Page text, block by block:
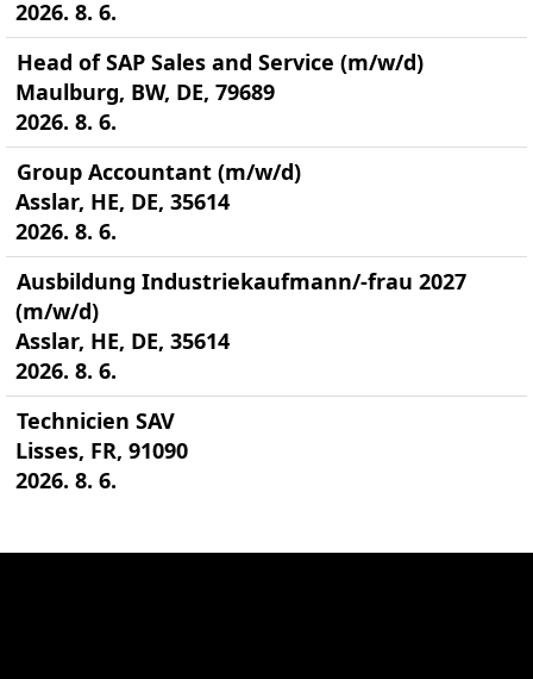
2026. 8. 6.
Head of SAP Sales and Service (m/w/d)
Maulburg, BW, DE, 79689
2026. 8. 6.
Group Accountant (m/w/d)
Asslar, HE, DE, 35614
2026. 8. 6.
Ausbildung Industriekaufmann/-frau 2027
(m/w/d)
Asslar, HE, DE, 35614
2026. 8. 6.
Technicien SAV
Lisses, FR, 91090
2026. 8. 6.